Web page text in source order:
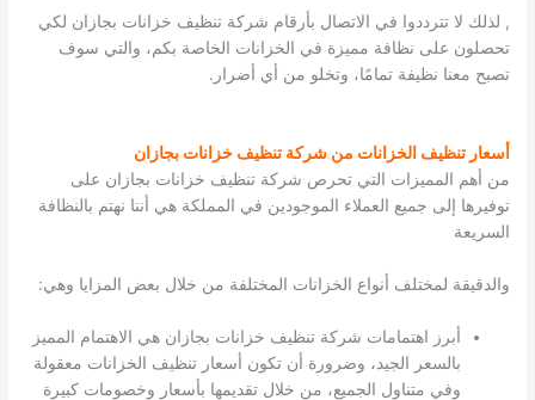
, لذلك لا تترددوا في الاتصال بأرقام شركة تنظيف خزانات بجازان لكي
تحصلون على نظافة مميزة في الخزانات الخاصة بكم، والتي سوف
تصبح معنا نظيفة تمامًا، وتخلو من أي أضرار.
أسعار تنظيف الخزانات من شركة تنظيف خزانات بجازان
من أهم المميزات التي تحرص شركة تنظيف خزانات بجازان على
توفيرها إلى جميع العملاء الموجودين في المملكة هي أننا نهتم بالنظافة
السريعة
والدقيقة لمختلف أنواع الخزانات المختلفة من خلال بعض المزايا وهي:
أبرز اهتمامات شركة تنظيف خزانات بجازان هي الاهتمام المميز
بالسعر الجيد، وضرورة أن تكون أسعار تنظيف الخزانات معقولة
وفي متناول الجميع، من خلال تقديمها بأسعار وخصومات كبيرة